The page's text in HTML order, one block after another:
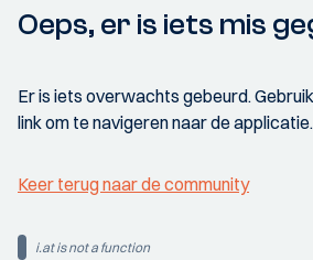
Oeps, er is iets mis
Er is iets overwachts gebeurd.
link om te navigeren naar de applicatie.
Keer terug naar de community
i.at is not a function